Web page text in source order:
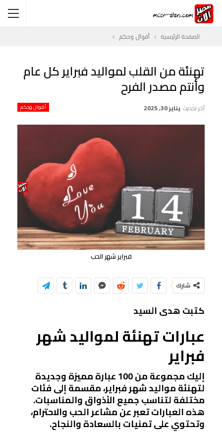
الصفحة الرئيسية أقوال وحكم
تهنئة من القلب لمواليد فبراير كل عام
وأنتم مصدر الفرح
أقوال وحكم آخر تحديث يناير 30, 2025
فبراير شهر الحب
شارك
كتبت هدى السيد
عبارات تهنئة لمواليد شهر
فبراير
إليك مجموعة من 100 عبارة مميزة وجديدة
لتهنئة مواليد شهر فبراير، مقسمة إلى فئات
مختلفة لتناسب جميع الأذواق والمناسبات.
هذه العبارات تعبر عن مشاعر الحب والاحترام،
وتحتوي على تمنيات بالسعادة والنجاح.